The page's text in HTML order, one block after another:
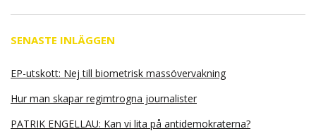
SENASTE INLÄGGEN
EP-utskott: Nej till biometrisk massövervakning
Hur man skapar regimtrogna journalister
PATRIK ENGELLAU: Kan vi lita på antidemokraterna?